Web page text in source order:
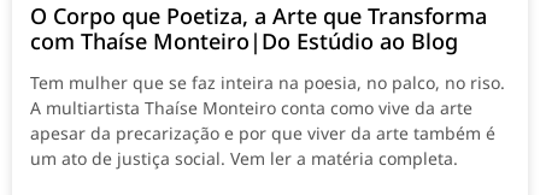
O Corpo que Poetiza, a Arte que Transforma
com Thaíse Monteiro|Do Estúdio ao Blog
Tem mulher que se faz inteira na poesia, no palco, no riso.
A multiartista Thaíse Monteiro conta como vive da arte
apesar da precarização e por que viver da arte também é
um ato de justiça social. Vem ler a matéria completa.